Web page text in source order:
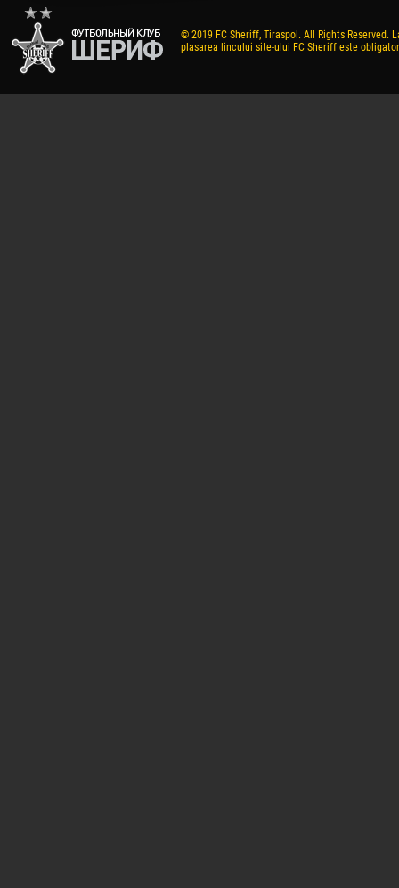
© 2019 FC Sheriff, Tiraspol. All Rights
plasarea lincului site-ului FC Sheriff este